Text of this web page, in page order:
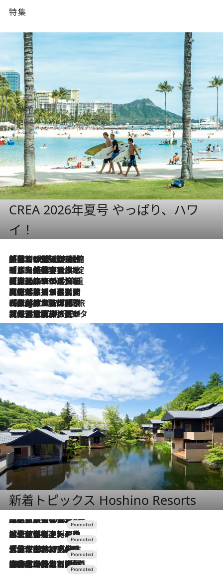
特集
CREA 2026年夏号 やっぱり、ハワ
イ！
2026.8.6
「荷物が増えるほど旅ストレスは増す」美容ジャーナリストがたどり着いた最終結論。“化粧品を劇的に減らす”感動の凝縮美容とは
2026.8.6
「旅先には金髪ウィッグを持参」日本と同じメイクでは損してる!? 美容ジャーナリストが提案する“掟破りの旅美容”とは
2026.8.6
【厳選旅コスメ】「身軽さ＆UV対策重視！」ヘアアーティストshucoが選んだ夏旅ベストコスメを発表【Mサイズジップ】
2026.8.5
【厳選旅コスメ】国内をあちこち移動する河井菜摘が選んだ夏旅ベストコスメ発表！「リラックスアイテムはマスト」【Mサイズジップ】
2026.8.4
【厳選旅コスメ】「紫外線＆乾燥対策しながらメイク感も！」ヘア＆メイクGeorgeが選んだ夏旅ベストコスメを発表！【Mサイズジップ】
2026.8.3
【厳選旅コスメ】「保湿もタイパ重視！」“サウナ好き”タレント清水みさとが愛用する夏旅ベストコスメを発表！【Mサイズジップ】
新着トピックス Hoshino Resorts
2026.7.31
【ホテル帰省】という選択肢をOMOが提案。家族とほどよい距離を保つには「昼は実家、夜は気兼ねなくホテルで！」
2026.7.24
【夏限定ディナーコース】旬を迎える稚鮎や花ズッキーニなどをイタリア・トスカーナの郷土料理の手法で満喫！
2026.7.17
「土佐和ハーブかき氷」がOMO7高知に登場！生姜、山椒、大葉など目にも舌にも涼を呼ぶ郷土の味
2026.7.10
NEW OPEN！【界 草津】名湯の地に誕生。趣の異なる2種の温泉と上州ならではの会席・蕎麦割烹など美食を味わう究極の癒やし旅